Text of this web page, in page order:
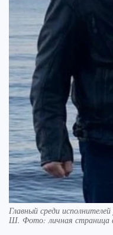
Главный среди
Ш. Фото: личная страница